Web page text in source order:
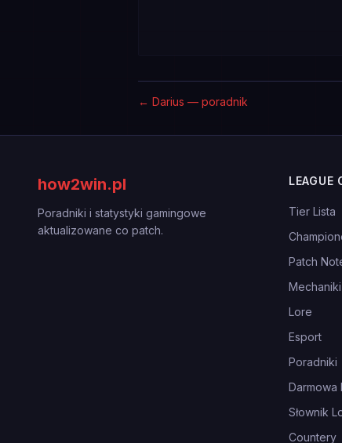
← Darius — poradnik
how2win.pl
Poradniki i statystyki gamingowe
aktualizowane co patch.
LEAGUE
Tier Lista
Patch
Mechaniki
Lore
Esport
Poradniki
Darmowa
Słownik
Countery